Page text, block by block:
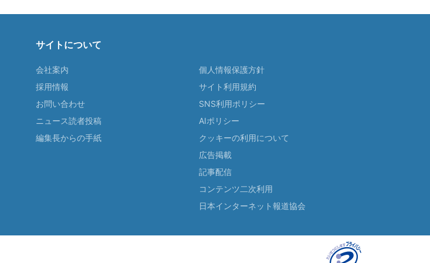
サイトについて
会社案内
採用情報
お問い合わせ
ニュース読者投稿
編集長からの手紙
個人情報保護方針
サイト利用規約
SNS利用ポリシー
AIポリシー
クッキーの利用について
広告掲載
記事配信
コンテンツ二次利用
日本インターネット報道協会